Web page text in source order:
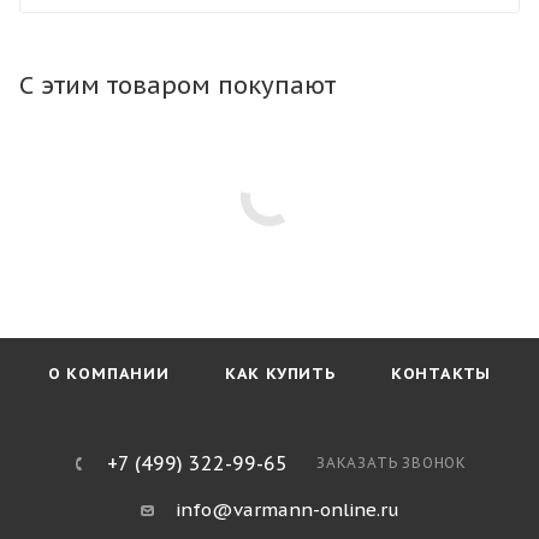
С этим товаром покупают
О КОМПАНИИ КАК КУПИТЬ КОНТАКТЫ
+7 (499) 322-99-65 ЗАКАЗАТЬ ЗВОНОК
info@varmann-online.ru